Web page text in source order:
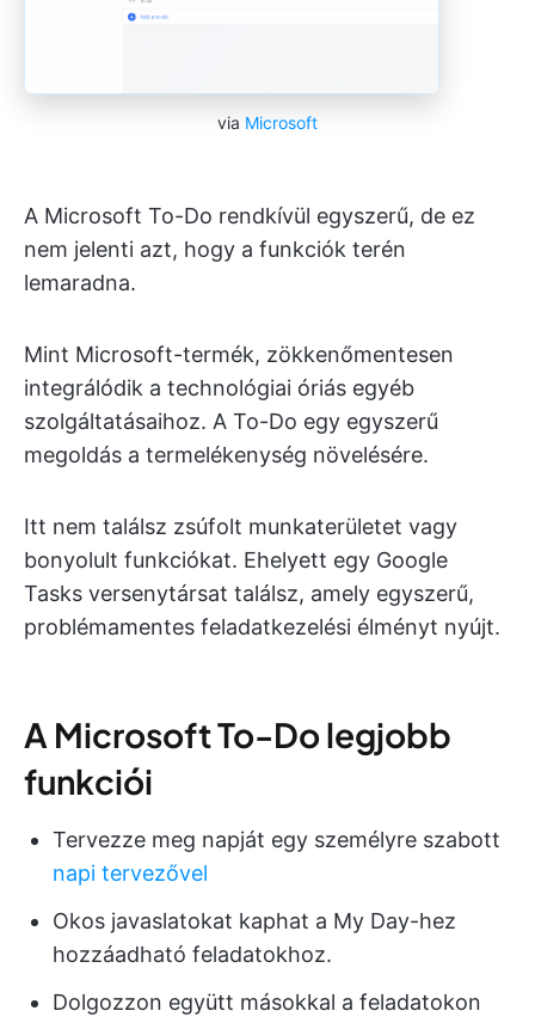
via Microsoft
A Microsoft To-Do rendkívül egyszerű, de ez
nem jelenti azt, hogy a funkciók terén
lemaradna.
Mint Microsoft-termék, zökkenőmentesen
integrálódik a technológiai óriás egyéb
szolgáltatásaihoz. A To-Do egy egyszerű
megoldás a termelékenység növelésére.
Itt nem találsz zsúfolt munkaterületet vagy
bonyolult funkciókat. Ehelyett egy Google
Tasks versenytársat találsz, amely egyszerű,
problémamentes feladatkezelési élményt nyújt.
A Microsoft To-Do legjobb
funkciói
Tervezze meg napját egy személyre szabott
napi tervezővel
Okos javaslatokat kaphat a My Day-hez
hozzáadható feladatokhoz.
Dolgozzon együtt másokkal a feladatokon